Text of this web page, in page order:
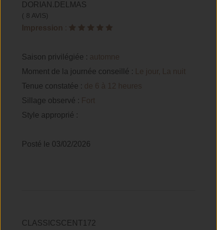
DORIAN.DELMAS
( 8 AVIS)
Impression :
Saison privilégiée : automne
Moment de la journée conseillé :
Le jour, La nuit
Tenue constatée : de 6 à 12 heures
Sillage observé : Fort
Style approprié :
Posté le 03/02/2026
CLASSICSCENT172